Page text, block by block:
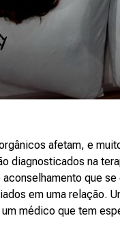
afetam, e
diagnosticados na
que
em uma relação.
médico que tem